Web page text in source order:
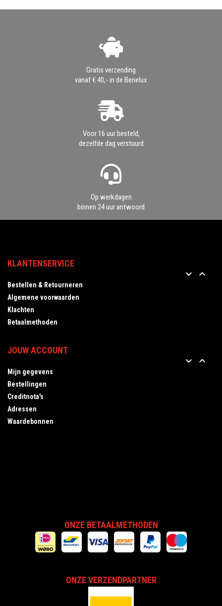
Gratis verzending
vanaf € 40,- in de Benelux
Voor 16 uur besteld,
dezelfde dag verstuurd
Op werkdagen
binnen 24 uur antwoord
KLANTENSERVICE
 
Bestellen & Retourneren
Algemene voorwaarden
Klachten
Betaalmethoden
JOUW ACCOUNT
 
Mijn gegevens
Bestellingen
Creditnota's
Adressen
Waardebonnen
ONZE BETAALMETHODEN
ONZE VERZENDPARTNER